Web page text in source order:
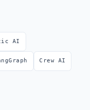
AI
Crew AI